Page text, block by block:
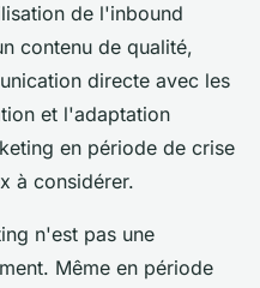
de l'inbound
contenu de qualité,
directe avec les
et l'adaptation
en période de crise
à considérer.
n'est pas une
Même en période